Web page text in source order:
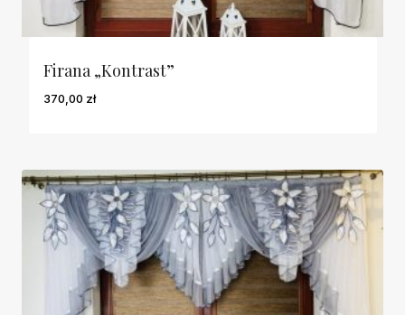
Firana „Kontrast”
370,00 zł